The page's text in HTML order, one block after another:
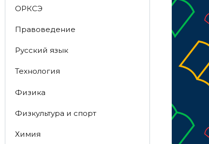
ОРКСЭ
Правоведение
Русский язык
Технология
Физика
Физкультура и спорт
Химия